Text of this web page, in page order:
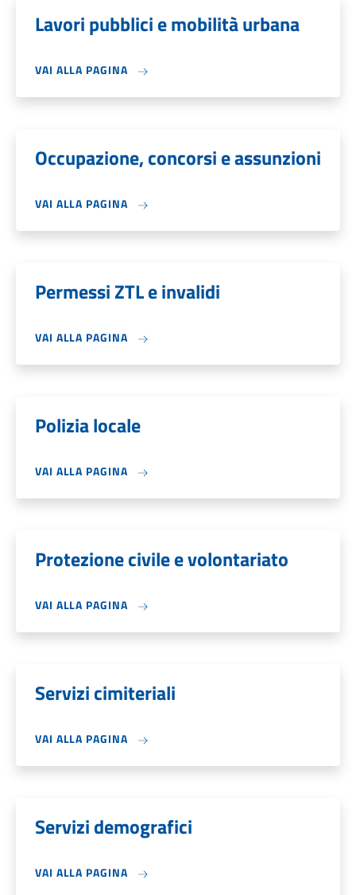
Lavori pubblici e mobilità urbana
VAI ALLA PAGINA
Occupazione, concorsi e assunzioni
VAI ALLA PAGINA
Permessi ZTL e invalidi
VAI ALLA PAGINA
Polizia locale
VAI ALLA PAGINA
Protezione civile e volontariato
VAI ALLA PAGINA
Servizi cimiteriali
VAI ALLA PAGINA
Servizi demografici
VAI ALLA PAGINA